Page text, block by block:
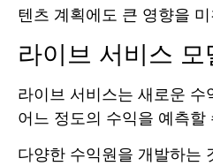
텐츠 계획에도 큰 영향을 미
라이브 서비스 모
라이브 서비스는 새로운 수
어느 정도의 수익을 예측할
다양한 수익원을 개발하는